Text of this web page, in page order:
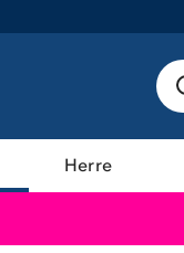
Herre